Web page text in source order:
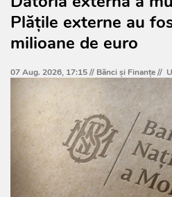
Plățile externe au
milioane de euro
07 Aug. 2026, 17:15 // Bănci şi Finanţe//